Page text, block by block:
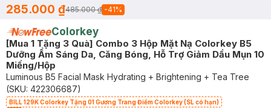
285.000 ₫485.000 ₫ -41%
Colorkey
[Mua 1 Tặng 3 Quà] Combo 3 Hộp Mặt Nạ Colorkey B5
Dưỡng Ẩm Sáng Da, Căng Bóng, Hỗ Trợ Giảm Dầu Mụn 10
Miếng/Hộp
Luminous B5 Facial Mask Hydrating + Brightening + Tea Tree
(SKU: 422306687)
BILL 129K Colorkey Tặng 01 Gương Trang Điểm Colorkey (SL có hạn)